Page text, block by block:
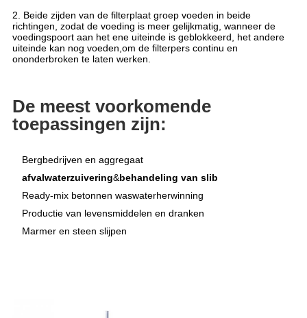
2. Beide zijden van de filterplaat groep voeden in beide
richtingen, zodat de voeding is meer gelijkmatig, wanneer de
voedingspoort aan het ene uiteinde is geblokkeerd, het andere
uiteinde kan nog voeden,om de filterpers continu en
ononderbroken te laten werken.
De meest voorkomende
toepassingen zijn:
Bergbedrijven en aggregaat
afvalwaterzuivering&behandeling van slib
Ready-mix betonnen waswaterherwinning
Productie van levensmiddelen en dranken
Marmer en steen slijpen